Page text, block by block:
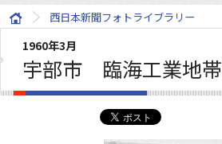
西日本新聞フォトライブラリー
1960年3月
宇部市 臨海工業地帯